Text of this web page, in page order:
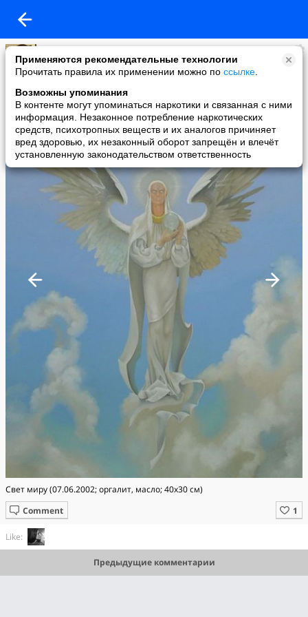
Применяются рекомендательные технологии
Прочитать правила их применении можно по ссылке
Возможны упоминания
В контенте могут упоминаться наркотики и связанная с ними
информация. Незаконное потребление наркотических
средств, психотропных веществ и их аналогов причиняет
вред здоровью, их незаконный оборот запрещён и влечёт
установленную законодательством ответственность
Анна Зинковская
added a photo
16 Jan в 10:12
Свет миру (07.06.2002; оргалит, масло; 40x30 см)
Comment
Like:
Предыдущие комментарии